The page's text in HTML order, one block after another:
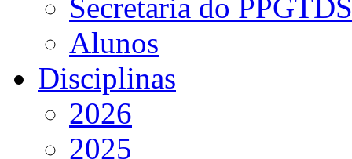
Secretaria do PPGTDS
Alunos
Disciplinas
2026
2025